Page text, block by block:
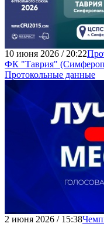
10 июня 2026 / 20:22
ФК "Таврия"
Протокольные данные
2 июня 2026 / 15:38